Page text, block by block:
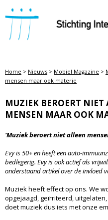
STICHTING INTERMOBIEL
Home > Nieuws > Mobiel Magazine >
mensen maar ook materie
MUZIEK BEROERT NIET
MENSEN MAAR OOK
‘Muziek beroert niet alleen
Evy is 50+ en heeft een auto-
bedlegerig. Evy is ook actief als
onderstaand artikel over de invloed
Muziek heeft effect op ons. We
opgejaagd, geïrriteerd,
doet muziek dus iets met onze